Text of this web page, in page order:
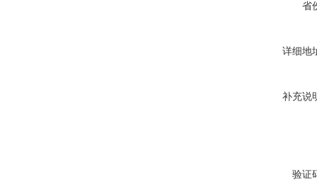
省
详细地
补充说
验证